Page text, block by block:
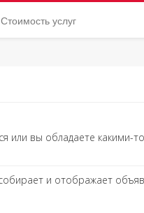
Стоимость услуг
или вы обладаете какими-
и отображает